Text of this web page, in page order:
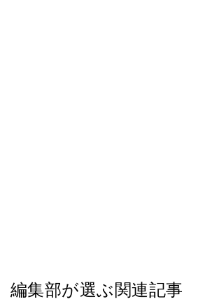
編集部が選ぶ関連記事